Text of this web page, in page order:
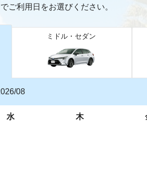
ご利用日をお選びください。
ミドル・セダン
08
水 木